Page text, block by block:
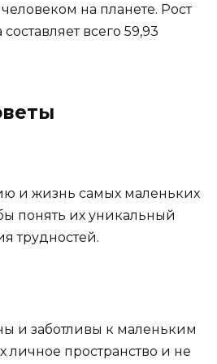
на планете. Рост
всего 59,93
и жизнь самых маленьких
понять их уникальный
трудностей.
и заботливы к маленьким
личное пространство и не